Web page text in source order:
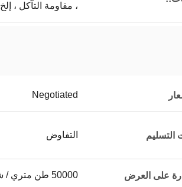
، مقاومة التآكل ، إلخ
Negotiated
التسليم التفاوض
على العرض 50000 طن متري / شهر